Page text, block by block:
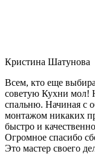
Кристина Шатунова
Всем, кто еще
советую Кухни мол!
спальню. Начиная с
монтажом никаких
быстро и
Огромное спасибо
Это мастер своего